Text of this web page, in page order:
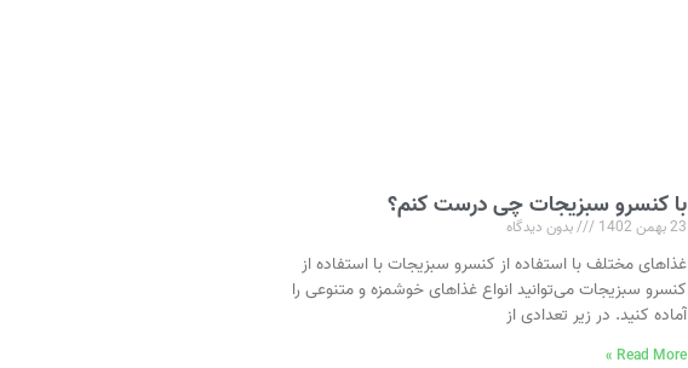
با کنسرو سبزیجات چی درست کنم؟
23 بهمن 1402 بدون دیدگاه
غذاهای مختلف با استفاده از کنسرو سبزیجات با استفاده از
کنسرو سبزیجات می‌توانید انواع غذاهای خوشمزه و متنوعی را
آماده کنید. در زیر تعدادی از
Read More »